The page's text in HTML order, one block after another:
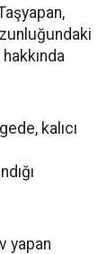
kalıcı
yapan